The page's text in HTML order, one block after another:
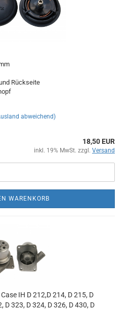
Rückseite
abweichend)
18,50 EUR
inkl. 19% MwSt. zzgl. Versand
WARENKORB
IH D 212,D 214, D 215, D
D 323, D 324, D 326, D 430, D